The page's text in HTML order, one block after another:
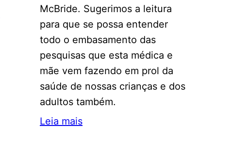
McBride. Sugerimos a leitura
para que se possa entender
todo o embasamento das
pesquisas que esta médica e
mãe vem fazendo em prol da
saúde de nossas crianças e dos
adultos também.
Leia mais